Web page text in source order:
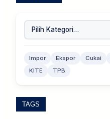
Impor Ekspor Cukai
KITE
TPB
TAGS